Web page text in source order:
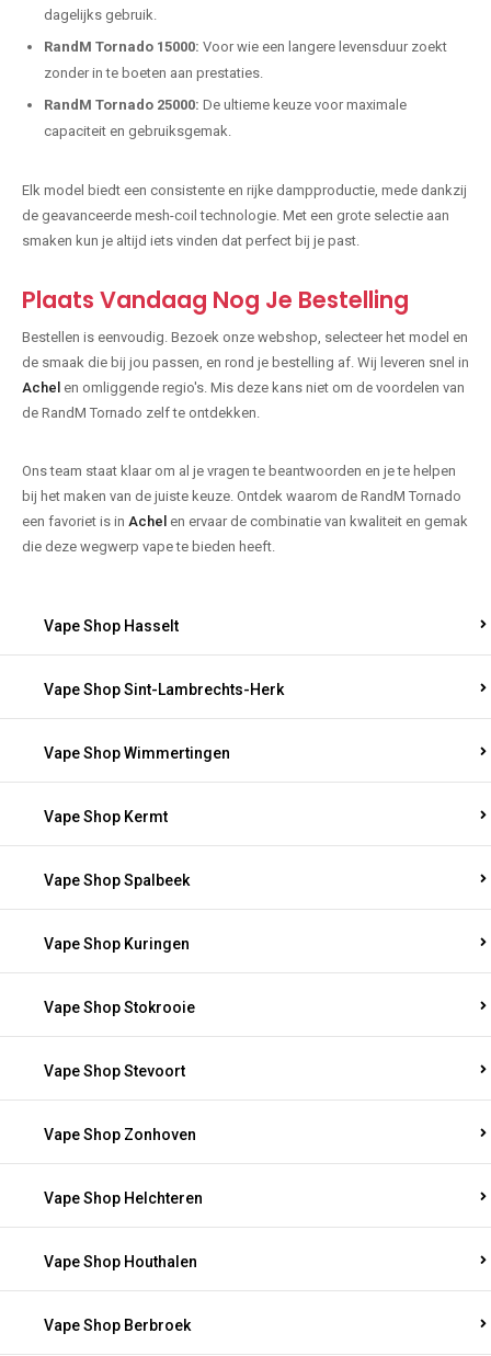
dagelijks gebruik.
RandM Tornado 15000: Voor wie een langere levensduur zoekt
zonder in te boeten aan prestaties.
RandM Tornado 25000: De ultieme keuze voor maximale
capaciteit en gebruiksgemak.
Elk model biedt een consistente en rijke dampproductie, mede dankzij
de geavanceerde mesh-coil technologie. Met een grote selectie aan
smaken kun je altijd iets vinden dat perfect bij je past.
Plaats Vandaag Nog Je Bestelling
Bestellen is eenvoudig. Bezoek onze webshop, selecteer het model en
de smaak die bij jou passen, en rond je bestelling af. Wij leveren snel in
Achel en omliggende regio's. Mis deze kans niet om de voordelen van
de RandM Tornado zelf te ontdekken.
Ons team staat klaar om al je vragen te beantwoorden en je te helpen
bij het maken van de juiste keuze. Ontdek waarom de RandM Tornado
een favoriet is in Achel en ervaar de combinatie van kwaliteit en gemak
die deze wegwerp vape te bieden heeft.
Vape Shop Hasselt
Vape Shop Sint-Lambrechts-Herk
Vape Shop Wimmertingen
Vape Shop Kermt
Vape Shop Spalbeek
Vape Shop Kuringen
Vape Shop Stokrooie
Vape Shop Stevoort
Vape Shop Zonhoven
Vape Shop Helchteren
Vape Shop Houthalen
Vape Shop Berbroek